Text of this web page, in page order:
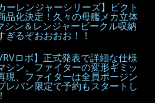
ーレンジャーシリーズ】ビクト
品化決定！久々の母艦メカ立体
シン＆レンジャービークル収納
ぎるぞおおおお！！
ロボ】正式発表で詳細な仕様
シン、ファイターの変形ギミッ
現、ファイターは全員ポージン
レバン限定で予約もスタートし